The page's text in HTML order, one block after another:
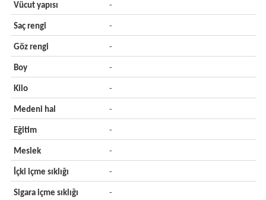
Vücut yapısı -
Saç rengi -
Göz rengi -
Boy -
Kilo -
Medeni hal -
Eğitim -
Meslek -
İçki içme sıklığı -
Sigara içme sıklığı -